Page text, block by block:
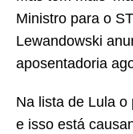
Ministro para o
Lewandowski
aposentadoria
Na lista de Lula o
e isso está